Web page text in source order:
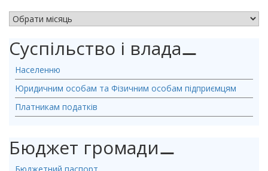
Суспільство і влада⚊
Населенню
Юридичним особам та Фізичним особам підприємцям
Платникам податків
Бюджет громади⚊